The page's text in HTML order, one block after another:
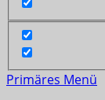
Primäres Menü